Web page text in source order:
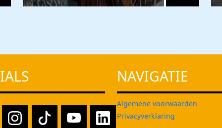
NAVIGATIE
Algemene voorwaarden
Privacyverklaring